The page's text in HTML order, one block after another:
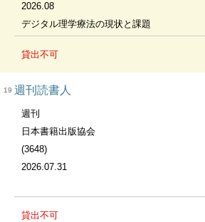
2026.08
デジタル理学療法の現状と課題
貸出不可
19 週刊読書人
週刊
日本書籍出版協会
(3648)
2026.07.31
貸出不可